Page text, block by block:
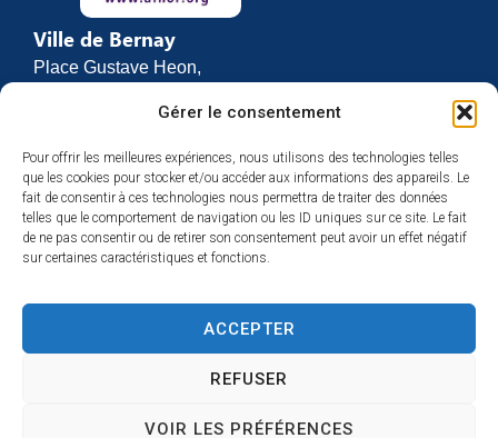
Gérer le consentement
Pour offrir les meilleures expériences, nous utilisons des technologies telles
que les cookies pour stocker et/ou accéder aux informations des appareils. Le
fait de consentir à ces technologies nous permettra de traiter des données
telles que le comportement de navigation ou les ID uniques sur ce site. Le fait
de ne pas consentir ou de retirer son consentement peut avoir un effet négatif
sur certaines caractéristiques et fonctions.
ACCEPTER
REFUSER
VOIR LES PRÉFÉRENCES
Ville de Bernay
Place Gustave Heon,
27307 BERNAY
02 32 46 63 00
Contact
Horaires d’ouverture
Du lundi au vendredi :
et de 13h30 à 17h